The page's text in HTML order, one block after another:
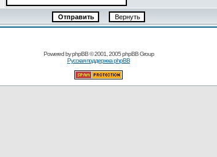
Powered byphpBB© 2001, 2005 phpBB Group
Русская поддержка phpBB